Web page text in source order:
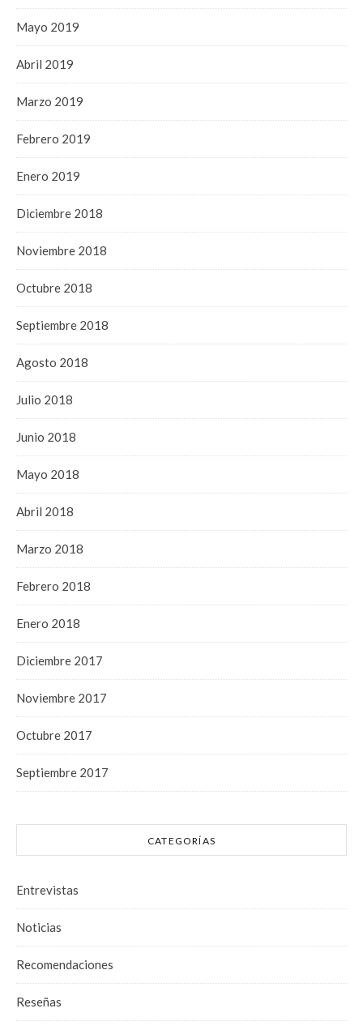
Mayo 2019
Abril 2019
Marzo 2019
Febrero 2019
Enero 2019
Diciembre 2018
Noviembre 2018
Octubre 2018
Septiembre 2018
Agosto 2018
Julio 2018
Junio 2018
Mayo 2018
Abril 2018
Marzo 2018
Febrero 2018
Enero 2018
Diciembre 2017
Noviembre 2017
Octubre 2017
Septiembre 2017
CATEGORÍAS
Entrevistas
Noticias
Recomendaciones
Reseñas